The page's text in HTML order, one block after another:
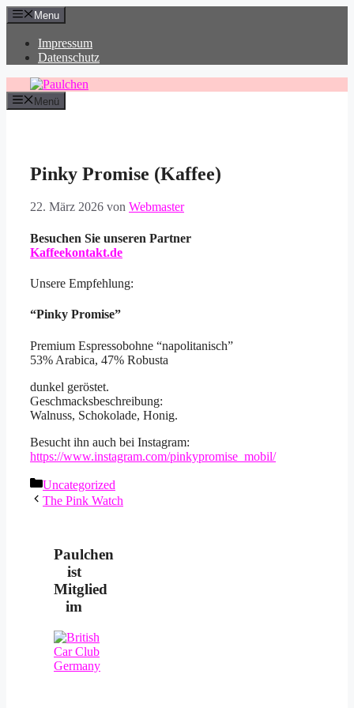
Zum
Inhalt
springen
Menu
Impressum
Datenschutz
Menü
Pinky Promise (Kaffee)
22. März 2026 von Webmaster
Besuchen Sie unseren Partner
Kaffeekontakt.de
Unsere Empfehlung:
“Pinky Promise”
Premium Espressobohne “napolitanisch”
53% Arabica, 47% Robusta
dunkel geröstet.
Geschmacksbeschreibung:
Walnuss, Schokolade, Honig.
Besucht ihn auch bei Instagram:
https://www.instagram.com/pinkypromise_mobil/
Kategorien
Uncategorized
The Pink Watch
Paulchen
ist
Mitglied
im